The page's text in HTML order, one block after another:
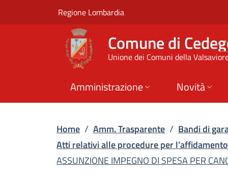
Vai al contenuto principale
ASSUNZIONE
Regione Lombardia
Comune di
Unione dei Comuni della
Amministrazione Novità
Home / Amm. Trasparente / Bandi di
Atti relativi alle procedure per
ASSUNZIONE IMPEGNO DI SPESA PER